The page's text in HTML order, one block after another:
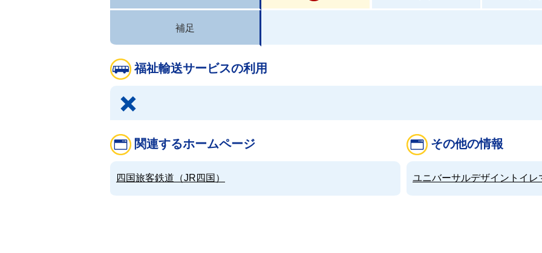
補足
福祉輸送サービスの利用
関連するホームページ
四国旅客鉄道（JR四国）
その他の情報
ユニバーサルデザイントイレ